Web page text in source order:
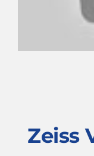
Zeiss